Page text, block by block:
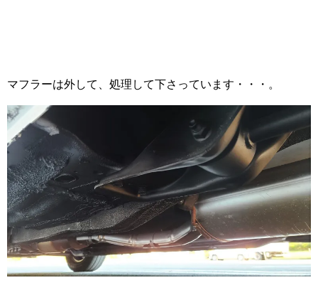
マフラーは外して、処理して下さっています・・・。